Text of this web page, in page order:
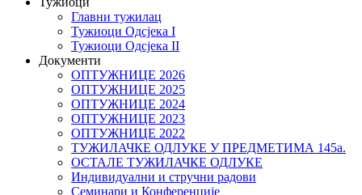
Главни тужилац
Тужиоци Oдсјекa I
Тужиоци Oдсјекa II
Документи
ОПТУЖНИЦЕ 2026
ОПТУЖНИЦЕ 2025
ОПТУЖНИЦЕ 2024
ОПТУЖНИЦЕ 2023
ОПТУЖНИЦЕ 2022
ТУЖИЛАЧКЕ ОДЛУКЕ У ПРЕДМЕТИМА 145а.
ОСТАЛЕ ТУЖИЛАЧКЕ ОДЛУКЕ
Индивидуални и стручни радови
Семинари и Конференције